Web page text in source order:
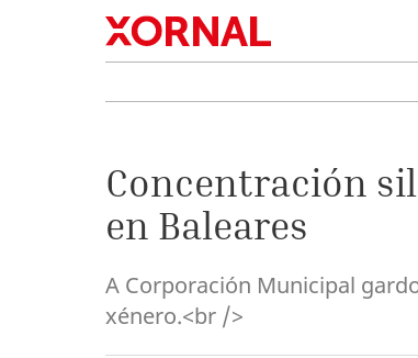
Concentración
en Baleares
A Corporación Municipal
xénero.<br />